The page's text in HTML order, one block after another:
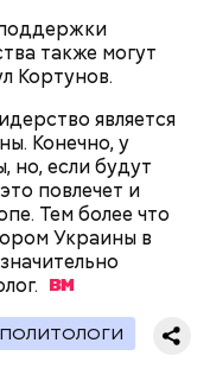
также могут
Кортунов.
является
Конечно, у
но, если будут
повлечет и
Тем более что
Украины в
ПОЛИТОЛОГИ
путешествие
рублей
рим. «ВМ»), —
непростая
оружия, оружия
экологии и
остро.